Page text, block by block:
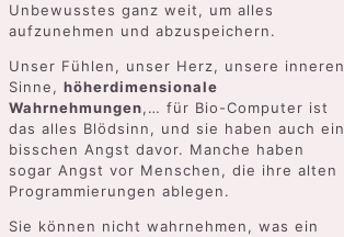
Unbewusstes ganz weit, um alles
aufzunehmen und abzuspeichern.
Unser Fühlen, unser Herz, unsere inneren
Sinne, höherdimensionale
Wahrnehmungen,… für Bio-Computer ist
das alles Blödsinn, und sie haben auch ein
bisschen Angst davor. Manche haben
sogar Angst vor Menschen, die ihre alten
Programmierungen ablegen.
Sie können nicht wahrnehmen, was ein